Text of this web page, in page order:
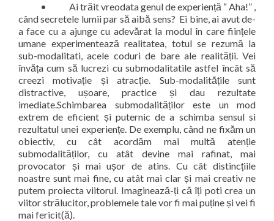
• Ai trăit vreodata genul de experiență “ Aha!” ,
când secretele lumii par să aibă sens? Ei bine, ai avut de-
a face cu a ajunge cu adevărat la modul în care ființele
umane experimentează realitatea, totul se rezumă la
sub-modalitati, acele coduri de bare ale realității. Vei
învăța cum să lucrezi cu submodalitatile astfel încât să
creezi motivație și atracție. Sub-modalitățile sunt
distractive, ușoare, practice și dau rezultate
imediate.Schimbarea submodalităților este un mod
extrem de eficient și puternic de a schimba sensul si
rezultatul unei experiențe. De exemplu, când ne fixăm un
obiectiv, cu cât acordăm mai multă atenție
submodalităților, cu atât devine mai rafinat, mai
provocator și mai ușor de atins. Cu cât distincțiile
noastre sunt mai fine, cu atât mai clar și mai creativ ne
putem proiecta viitorul. Imaginează-ți că îți poti crea un
viitor strălucitor, problemele tale vor fi mai puține și vei fi
mai fericit(ă).